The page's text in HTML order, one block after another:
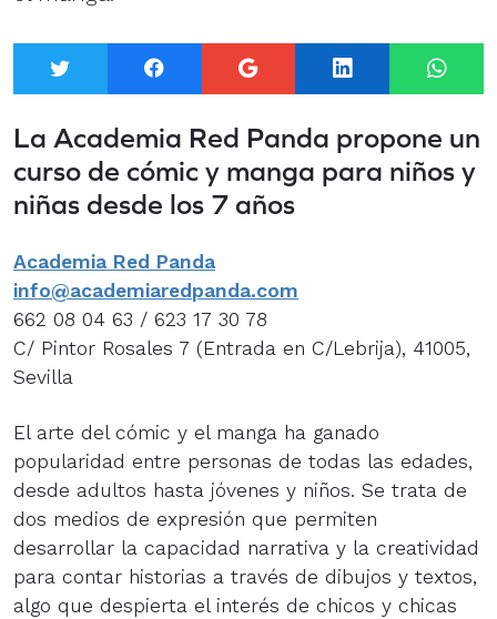
Twitter Facebook Google+
La Academia Red Panda propone un
curso de cómic y manga para niños y
niñas desde los 7 años
Academia Red Panda
info@academiaredpanda.com
662 08 04 63 / 623 17 30 78
C/ Pintor Rosales 7 (Entrada en C/Lebrija), 41005,
Sevilla
El arte del cómic y el manga ha ganado
popularidad entre personas de todas las edades,
desde adultos hasta jóvenes y niños. Se trata de
dos medios de expresión que permiten
desarrollar la capacidad narrativa y la creatividad
para contar historias a través de dibujos y textos,
algo que despierta el interés de chicos y chicas